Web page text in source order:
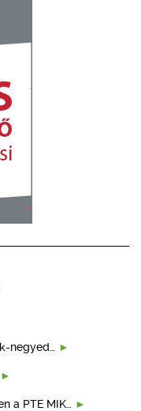
negyed…
a PTE MIK…